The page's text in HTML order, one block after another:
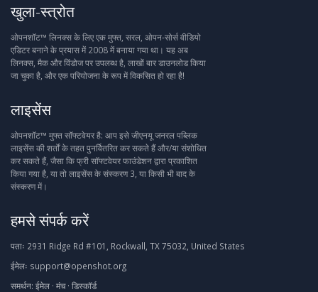
खुला-स्त्रोत
ओपनशॉट™ लिनक्स के लिए एक मुफ्त, सरल, ओपन-सोर्स वीडियो
एडिटर बनाने के प्रयास में 2008 में बनाया गया था। यह अब
लिनक्स, मैक और विंडोज पर उपलब्ध है, लाखों बार डाउनलोड किया
जा चुका है, और एक परियोजना के रूप में विकसित हो रहा है!
लाइसेंस
ओपनशॉट™ मुफ्त सॉफ्टवेयर है: आप इसे जीएनयू जनरल पब्लिक
लाइसेंस की शर्तों के तहत पुनर्वितरित कर सकते हैं और/या संशोधित
कर सकते हैं, जैसा कि फ्री सॉफ्टवेयर फाउंडेशन द्वारा प्रकाशित
किया गया है, या तो लाइसेंस के संस्करण 3, या किसी भी बाद के
संस्करण में।
हमसे संपर्क करें
पताः 2931 Ridge Rd #101, Rockwall, TX 75032, United States
ईमेलः support@openshot.org
समर्थन: ईमेल · मंच· डिस्कॉर्ड